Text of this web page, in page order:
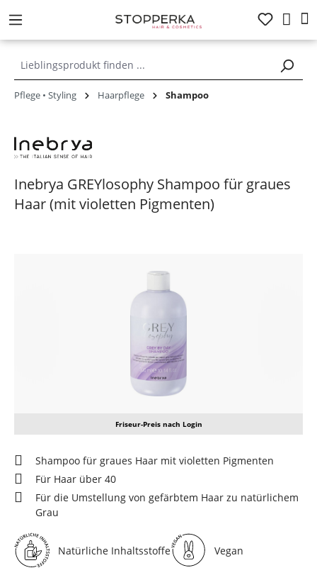
springen
Pflege • Styling Haarpflege Shampoo
Inebrya GREYlosophy Shampoo für graues
Haar (mit violetten Pigmenten)
Friseur-Preis nach Login
Shampoo für graues Haar mit violetten Pigmenten
Für Haar über 40
Für die Umstellung von gefärbtem Haar zu natürlichem
Grau
Natürliche Inhaltsstoffe Vegan